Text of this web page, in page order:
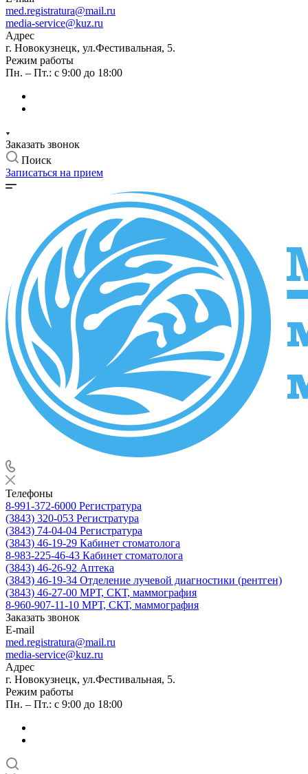
med.registratura@mail.ru
media-service@kuz.ru
Адрес
г. Новокузнецк, ул.Фестивальная, 5.
Режим работы
Пн. – Пт.: с 9:00 до 18:00
Заказать звонок
Поиск
Записаться на прием
Телефоны
8-991-372-6000 Регистратура
(3843) 320-053 Регистратура
(3843) 74-04-04 Регистратура
(3843) 46-19-29 Кабинет стоматолога
8-983-225-46-43 Кабинет стоматолога
(3843) 46-26-92 Аптека
(3843) 46-19-34 Отделение лучевой диагностики (рентген)
(3843) 46-27-00 МРТ, СКТ, маммография
8-960-907-11-10 МРТ, СКТ, маммография
Заказать звонок
E-mail
med.registratura@mail.ru
media-service@kuz.ru
Адрес
г. Новокузнецк, ул.Фестивальная, 5.
Режим работы
Пн. – Пт.: с 9:00 до 18:00